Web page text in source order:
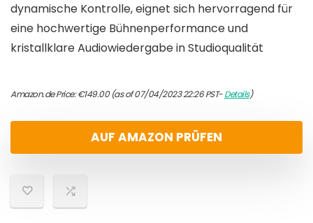
dynamische Kontrolle, eignet sich hervorragend für
eine hochwertige Bühnenperformance und
kristallklare Audiowiedergabe in Studioqualität
Amazon.de Price:€149.00(as of 07/04/2023 22:26 PST-Details)
AUF AMAZON PRÜFEN